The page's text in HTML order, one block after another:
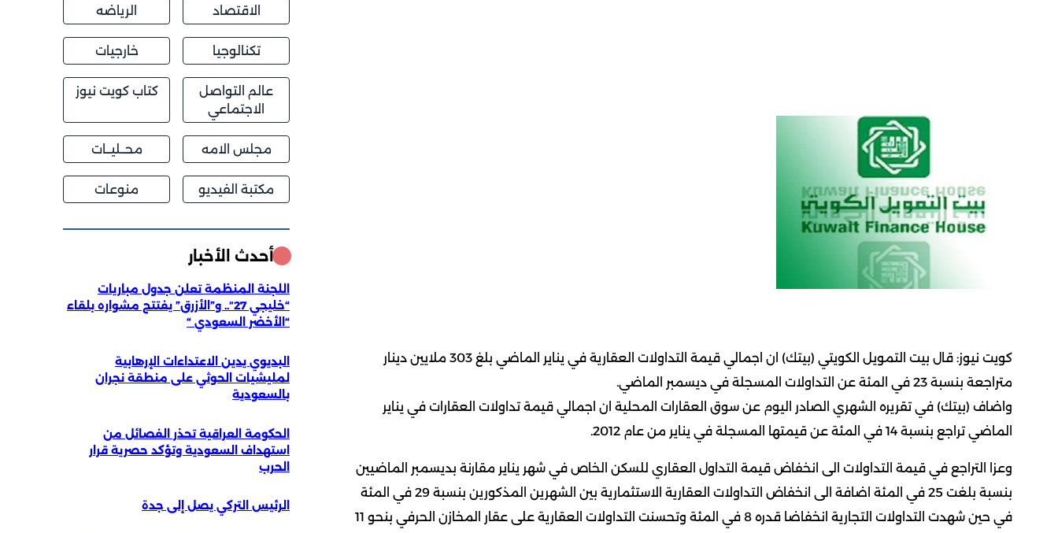
كويت نيوز: قال بيت التمويل الكويتي (بيتك) ان اجمالي قيمة التداولات العقارية في يناير الماضي بلغ 303 ملايين دينار
متراجعة بنسبة 23 في المئة عن التداولات المسجلة في ديسمبر الماضي.
واضاف (بيتك) في تقريره الشهري الصادر اليوم عن سوق العقارات المحلية ان اجمالي قيمة تداولات العقارات في يناير
الماضي تراجع بنسبة 14 في المئة عن قيمتها المسجلة في يناير من عام 2012.
وعزا التراجع في قيمة التداولات الى انخفاض قيمة التداول العقاري للسكن الخاص في شهر يناير مقارنة بديسمبر الماضيين
بنسبة بلغت 25 في المئة اضافة الى انخفاض التداولات العقارية الاستثمارية بين الشهرين المذكورين بنسبة 29 في المئة
في حين شهدت التداولات التجارية انخفاضا قدره 8 في المئة وتحسنت التداولات العقارية على عقار المخازن الحرفي بنحو 11
الاقتصاد الرياضه
تكنالوجيا خارجيات
عالم التواصل
الاجتماعي
كتاب كويت نيوز
مجلس الامه محــليــات
مكتبة الفيديو منوعات
أحدث الأخبار
اللجنة المنظمة تعلن جدول مباريات
“خليجي 27″.. و”الأزرق” يفتتح مشواره بلقاء
“الأخضر السعودي “
البديوي يدين الاعتداءات الإرهابية
لمليشيات الحوثي على منطقة نجران
بالسعودية
الحكومة العراقية تحذر الفصائل من
استهداف السعودية وتؤكد حصرية قرار
الحرب
الرئيس التركي يصل إلى جدة